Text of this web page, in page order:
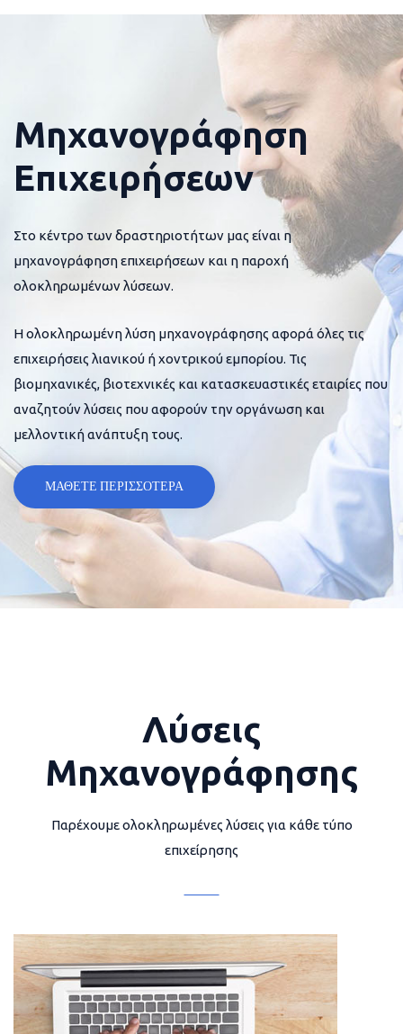
Μηχανογράφηση
Επιχειρήσεων
Στο κέντρο των δραστηριοτήτων μας είναι η
μηχανογράφηση επιχειρήσεων και η παροχή
ολοκληρωμένων λύσεων.
Η ολοκληρωμένη λύση μηχανογράφησης αφορά όλες τις
επιχειρήσεις λιανικού ή χοντρικού εμπορίου. Τις
βιομηχανικές, βιοτεχνικές και κατασκευαστικές εταιρίες που
αναζητούν λύσεις που αφορούν την οργάνωση και
μελλοντική ανάπτυξη τους.
ΜΑΘΕΤΕ ΠΕΡΙΣΣΟΤΕΡΑ
Λύσεις
Μηχανογράφησης
Παρέχουμε ολοκληρωμένες λύσεις για κάθε τύπο
επιχείρησης